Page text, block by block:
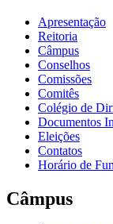
Apresentação
Reitoria
Câmpus
Conselhos
Comissões
Comitês
Colégio de
Documentos
Eleições
Contatos
Horário de
Câmpus